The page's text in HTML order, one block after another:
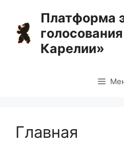
содержимому
Платформа
Карелии»
Главная